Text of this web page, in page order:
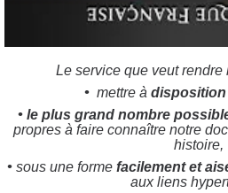
Le service que veut rendre
• mettre à disposition
• le plus grand nombre
propres à faire connaître notre
histoire,
•sous une forme facilement et
aux liens